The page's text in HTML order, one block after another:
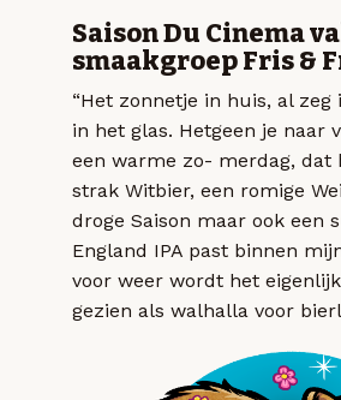
Saison Du Cinema
smaakgroep Fris &
“Het zonnetje in huis, al zeg
in het glas. Hetgeen je naar
een warme zo- merdag, dat
strak Witbier, een romige
droge Saison maar ook een
England IPA past binnen
voor weer wordt het eigenlijk
gezien als walhalla voor